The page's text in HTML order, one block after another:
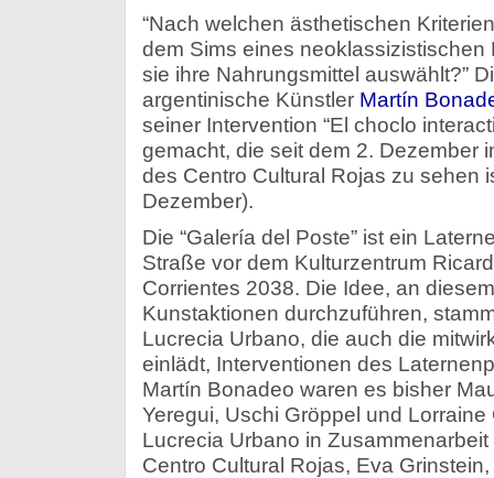
“Nach welchen ästhetischen
dem Sims eines neoklassizistischen
sie ihre Nahrungsmittel auswählt?”
argentinische Künstler Martín
seiner Intervention “El choclo
gemacht, die seit dem 2. Dezember
des Centro Cultural Rojas zu sehen
Dezember).
Die “Galería del Poste” ist ein
Straße vor dem Kulturzentrum
Corrientes 2038. Die Idee, an
Kunstaktionen durchzuführen,
Lucrecia Urbano, die auch die
einlädt, Interventionen des
Martín Bonadeo waren es bisher
Yeregui, Uschi Gröppel und
Lucrecia Urbano in
Centro Cultural Rojas, Eva